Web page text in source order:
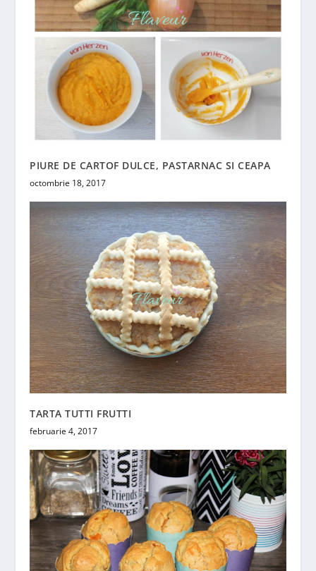
PIURE DE CARTOF DULCE, PASTARNAC SI CEAPA
octombrie 18, 2017
TARTA TUTTI FRUTTI
februarie 4, 2017